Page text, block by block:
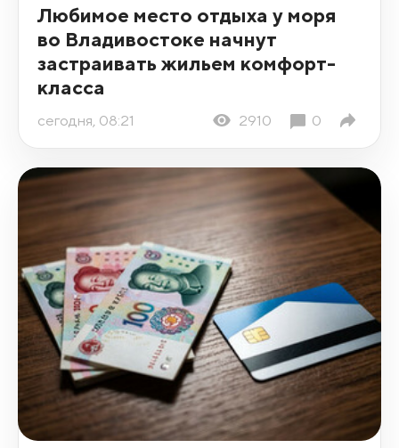
Любимое место отдыха у моря
во Владивостоке начнут
застраивать жильем комфорт-
класса
сегодня, 08:21 2910 0